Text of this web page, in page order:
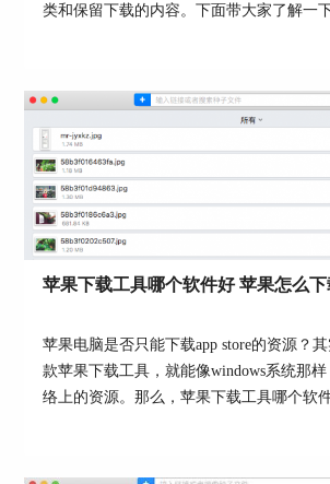
图5：选择视频地址界面
Folx扩展程序会将视频解析网站界
取至弹窗内，我们需要从众多链接
便可自动选中包含视频的链接。单
进入“下载设置弹窗”。
类和保留下载的内容。下面带大家了解一
苹果下载工具哪个软件好 苹果怎么
苹果电脑是否只能下载app store的资源？
款苹果下载工具，就能像windows系统那
络上的资源。那么，苹果下载工具哪个软